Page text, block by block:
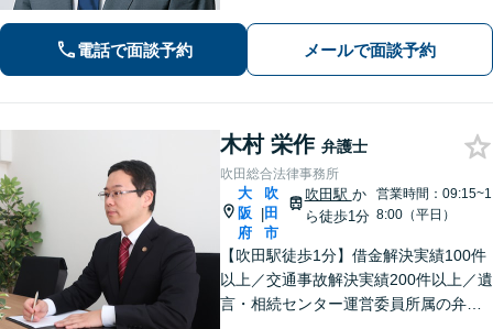
に解決させましょう【夜間・休日面談
可】【WEB面談】【完全個室】
電話で面談予約 メールで面談予約
木村 栄作 弁護士
吹田総合法律事務所
大
阪
府
|
吹
田
市
吹田駅 か
ら徒歩1分
営業時間：09:15~1
8:00（平日）
【吹田駅徒歩1分】借金解決実績100件
以上／交通事故解決実績200件以上／遺
言・相続センター運営委員所属の弁護